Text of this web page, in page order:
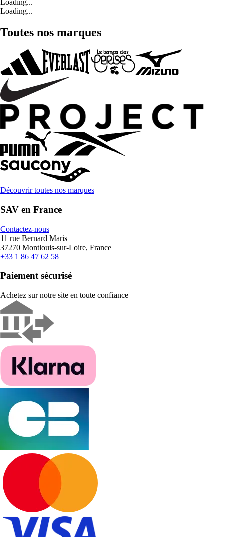
Loading...
Loading...
Toutes nos marques
Découvrir toutes nos marques
SAV en France
Contactez-nous
11 rue Bernard Maris
37270 Montlouis-sur-Loire, France
+33 1 86 47 62 58
Paiement sécurisé
Achetez sur notre site en toute confiance